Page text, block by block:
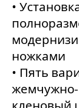
•
ножками
• Пять
жемчужно-